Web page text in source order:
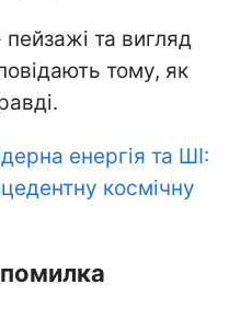
пейзажі та вигляд
тому, як
енергія та ШІ:
космічну